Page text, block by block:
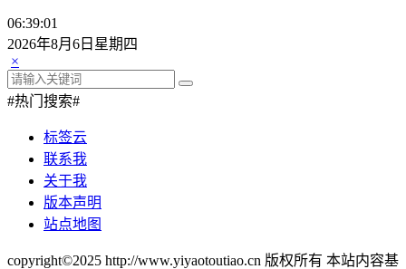
06:39:01
2026年8月6日星期四
×
#热门搜索#
标签云
联系我
关于我
版本声明
站点地图
copyright©2025 http://www.yiyaotoutiao.cn 版权所有 本站内容基